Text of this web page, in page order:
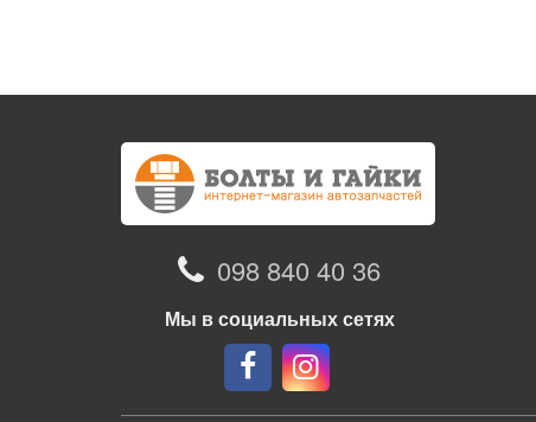
098 840 40 36
Мы в социальных сетях